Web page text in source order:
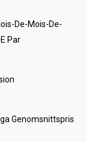
De-Mois-De-
Par
Genomsnittspris